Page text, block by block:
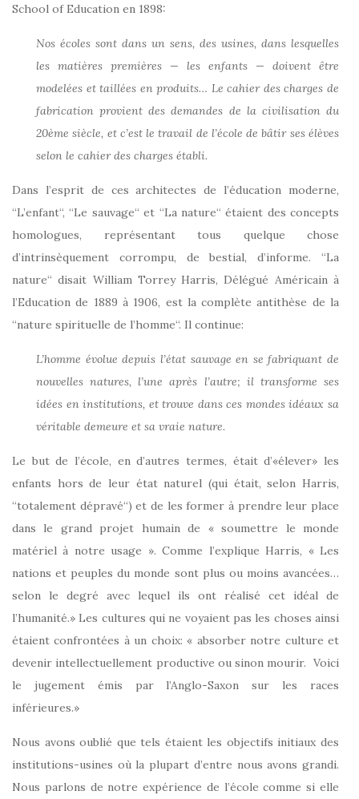
School of Education en 1898:
Nos écoles sont dans un sens, des usines, dans lesquelles
les matières premières — les enfants — doivent être
modelées et taillées en produits… Le cahier des charges de
fabrication provient des demandes de la civilisation du
20ème siècle, et c’est le travail de l’école de bâtir ses élèves
selon le cahier des charges établi.
Dans l’esprit de ces architectes de l’éducation moderne,
“L’enfant“, “Le sauvage“ et “La nature“ étaient des concepts
homologues, représentant tous quelque chose
d’intrinsèquement corrompu, de bestial, d’informe. “La
nature“ disait William Torrey Harris, Délégué Américain à
l’Education de 1889 à 1906, est la complète antithèse de la
“nature spirituelle de l’homme“. Il continue:
L’homme évolue depuis l’état sauvage en se fabriquant de
nouvelles natures, l’une après l’autre; il transforme ses
idées en institutions, et trouve dans ces mondes idéaux sa
véritable demeure et sa vraie nature.
Le but de l’école, en d’autres termes, était d’«élever» les
enfants hors de leur état naturel (qui était, selon Harris,
“totalement dépravé“) et de les former à prendre leur place
dans le grand projet humain de « soumettre le monde
matériel à notre usage ». Comme l’explique Harris, « Les
nations et peuples du monde sont plus ou moins avancées…
selon le degré avec lequel ils ont réalisé cet idéal de
l’humanité.» Les cultures qui ne voyaient pas les choses ainsi
étaient confrontées à un choix: « absorber notre culture et
devenir intellectuellement productive ou sinon mourir. Voici
le jugement émis par l’Anglo-Saxon sur les races
inférieures.»
Nous avons oublié que tels étaient les objectifs initiaux des
institutions-usines où la plupart d’entre nous avons grandi.
Nous parlons de notre expérience de l’école comme si elle